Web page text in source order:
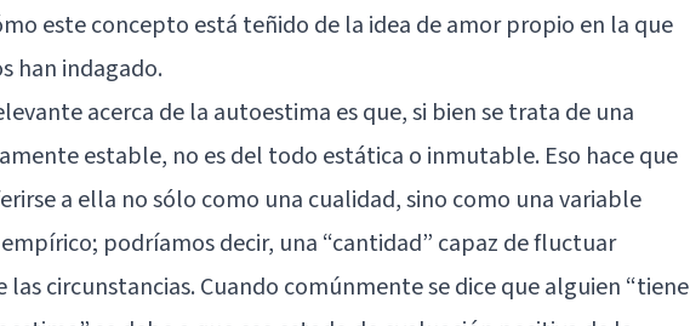
este concepto está teñido de la idea de amor propio en la que
han indagado.
acerca de la autoestima es que, si bien se trata de una
estable, no es del todo estática o inmutable. Eso hace que
a ella no sólo como una cualidad, sino como una variable
podríamos decir, una “cantidad” capaz de fluctuar
las circunstancias. Cuando comúnmente se dice que alguien “tiene